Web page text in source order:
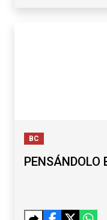
BC
PENSÁNDOLO